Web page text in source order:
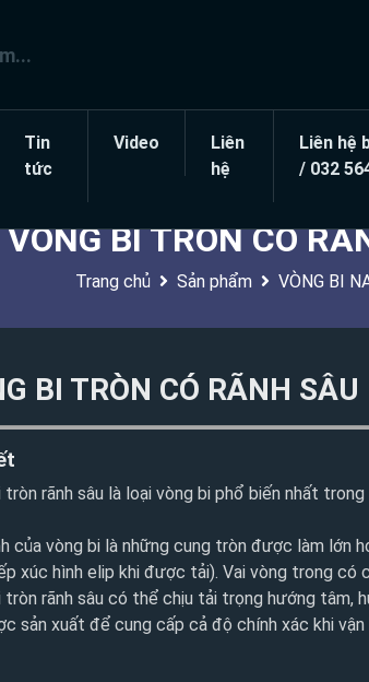
Tin
tức
Video
Liên
hệ
Liên hệ
/ 032
VÒNG BI TRÒN CÓ
Trang chủ Sản phẩm VÒNG BI
BI TRÒN CÓ RÃNH SÂU
tròn rãnh sâu là loại vòng bi phổ biến nhất
của vòng bi là những cung tròn được làm lớn
xúc hình elip khi được tải). Vai vòng trong có
tròn rãnh sâu có thể chịu tải trọng hướng tâm,
sản xuất để cung cấp cả độ chính xác khi vận